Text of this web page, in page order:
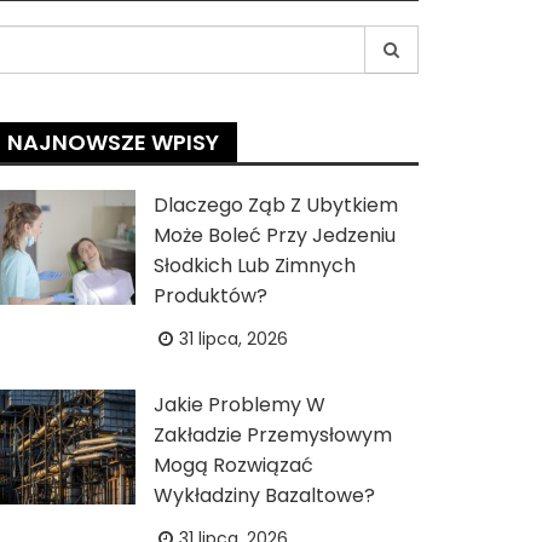
NAJNOWSZE WPISY
Dlaczego Ząb Z Ubytkiem
Może Boleć Przy Jedzeniu
Słodkich Lub Zimnych
Produktów?
31 lipca, 2026
Jakie Problemy W
Zakładzie Przemysłowym
Mogą Rozwiązać
Wykładziny Bazaltowe?